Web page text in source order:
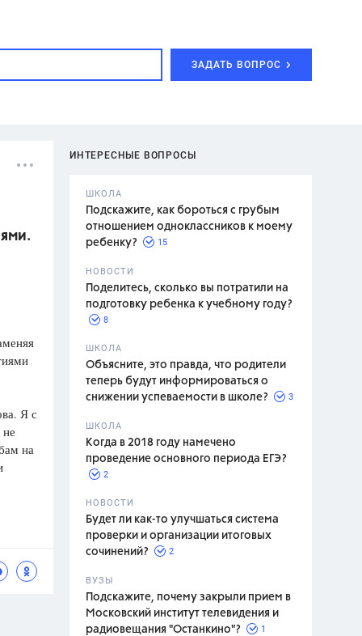
ЗАДАТЬ ВОПРОС
Л.С.,
ИНТЕРЕСНЫЕ ВОПРОСЫ
ШКОЛА
Подскажите, как бороться с грубым
отношением одноклассников к моему
ребенку?
15
НОВОСТИ
Поделитесь, сколько вы потратили на
подготовку ребенка к учебному году?
8
ШКОЛА
Объясните, это правда, что родители
теперь будут информироваться о
снижении успеваемости в школе?
3
ШКОЛА
Когда в 2018 году намечено
проведение основного периода ЕГЭ?
2
НОВОСТИ
Будет ли как-то улучшаться система
проверки и организации итоговых
сочинений?
2
ВУЗЫ
Подскажите, почему закрыли прием в
Московский институт телевидения и
радиовещания "Останкино"?
1
Я с
на